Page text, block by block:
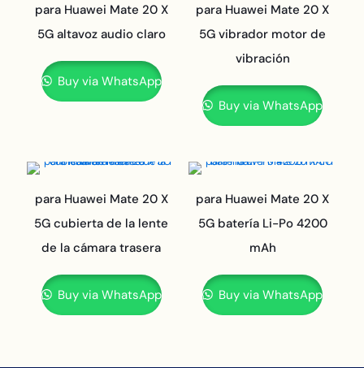
para Huawei Mate 20 X
5G altavoz audio claro
Buy via WhatsApp
para Huawei Mate 20 X
5G vibrador motor de
vibración
Buy via WhatsApp
para Huawei Mate 20 X
5G cubierta de la lente
de la cámara trasera
Buy via WhatsApp
para Huawei Mate 20 X
5G batería Li-Po 4200
mAh
Buy via WhatsApp